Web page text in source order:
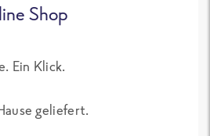
Shop
Ein Klick.
geliefert.